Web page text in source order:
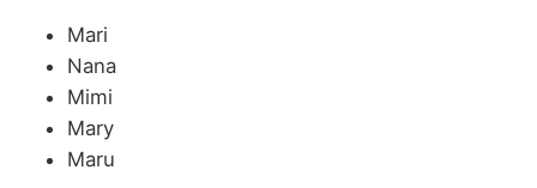
Mari
Nana
Mimi
Mary
Maru